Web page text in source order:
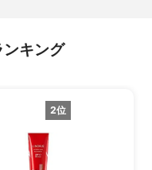
キング
2位